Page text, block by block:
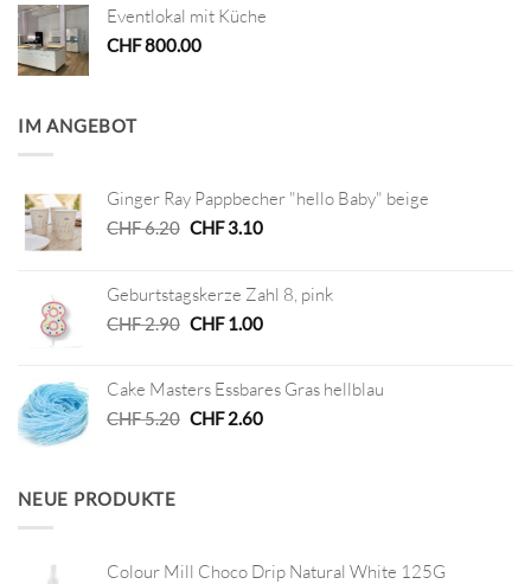
Eventlokal mit Küche
CHF800.00
IM ANGEBOT
Ginger Ray Pappbecher "hello Baby" beige
CHF6.20 Ursprünglicher
CHF 6.20
CHF3.10Aktueller
CHF 3.10.
Geburtstagskerze Zahl 8, pink
CHF2.90 Ursprünglicher
CHF 2.90
CHF1.00Aktueller
CHF 1.00.
Cake Masters Essbares Gras hellblau
CHF5.20 Ursprünglicher
CHF2.60Aktueller
NEUE PRODUKTE
Colour Mill Choco Drip Natural White 125G